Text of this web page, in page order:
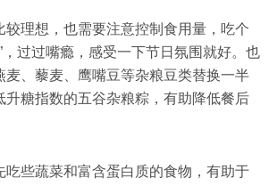
较理想，也需要注意控制食用量，吃个
，过过嘴瘾，感受一下节日氛围就好。也
麦、藜麦、鹰嘴豆等杂粮豆类替换一半
升糖指数的五谷杂粮粽，有助降低餐后
吃些蔬菜和富含蛋白质的食物，有助于